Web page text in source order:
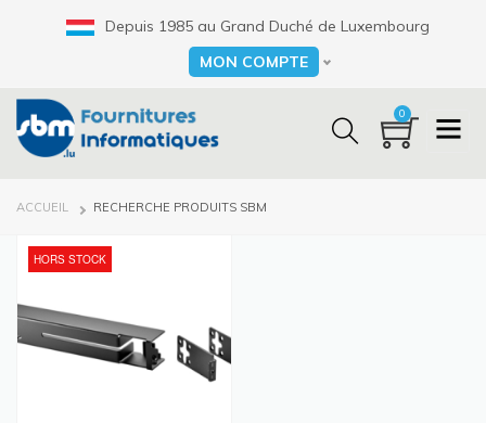
Depuis 1985 au Grand Duché de Luxembourg
Select your language
MON COMPTE
0
FIL
ACCUEIL RECHERCHE PRODUITS SBM
HORS STOCK